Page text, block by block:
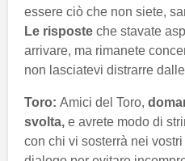
essere ciò che non siete,
Le risposte che stavate
arrivare, ma rimanete
non lasciatevi distrarre
Toro: Amici del Toro,
svolta, e avrete modo di
con chi vi sosterrà nei